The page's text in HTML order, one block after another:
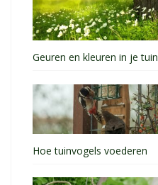
Geuren en kleuren in je tuin
Hoe tuinvogels voederen